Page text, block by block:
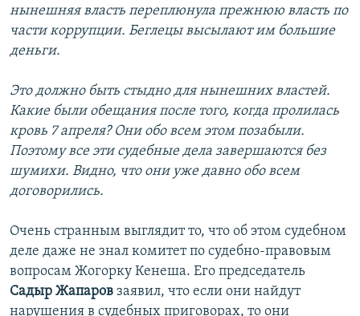
нынешняя власть переплюнула прежнюю власть по
части коррупции. Беглецы высылают им большие
деньги.
Это должно быть стыдно для нынешних властей.
Какие были обещания после того, когда пролилась
кровь 7 апреля? Они обо всем этом позабыли.
Поэтому все эти судебные дела завершаются без
шумихи. Видно, что они уже давно обо всем
договорились.
Очень странным выглядит то, что об этом судебном
деле даже не знал комитет по судебно-правовым
вопросам Жогорку Кенеша. Его председатель
Садыр Жапаров заявил, что если они найдут
нарушения в судебных приговорах, то они